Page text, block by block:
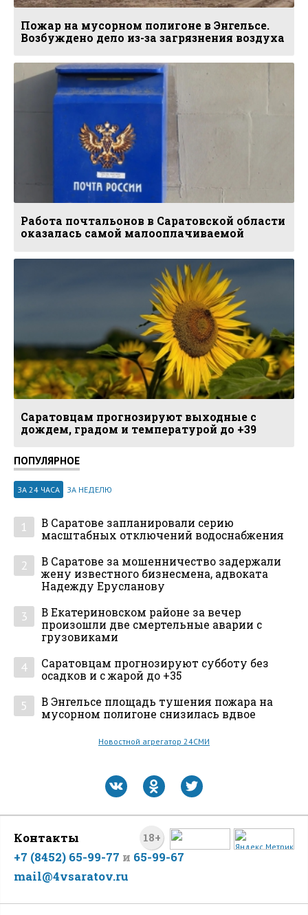
Пожар на мусорном полигоне в Энгельсе.
Возбуждено дело из-за загрязнения воздуха
Работа почтальонов в Саратовской области
оказалась самой малооплачиваемой
Саратовцам прогнозируют выходные с
дождем, градом и температурой до +39
ПОПУЛЯРНОЕ
ЗА 24 ЧАСА ЗА НЕДЕЛЮ
1
В Саратове запланировали серию
масштабных отключений водоснабжения
2
В Саратове за мошенничество задержали
жену известного бизнесмена, адвоката
Надежду Ерусланову
3
В Екатериновском районе за вечер
произошли две смертельные аварии с
грузовиками
4
Саратовцам прогнозируют субботу без
осадков и с жарой до +35
5
В Энгельсе площадь тушения пожара на
мусорном полигоне снизилась вдвое
Новостной агрегатор 24СМИ
18+
Контакты
+7 (8452) 65-99-77 и 65-99-67
mail@4vsaratov.ru